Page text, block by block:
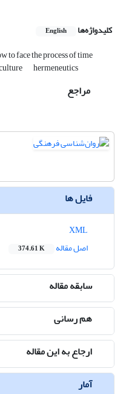
کلیدواژه‌ها English
to face the process of time
hermeneutics
مراجع
فایل ها
اصل مقاله
374.61 K
سابقه مقاله
هم رسانی
ارجاع به این مقاله
آمار